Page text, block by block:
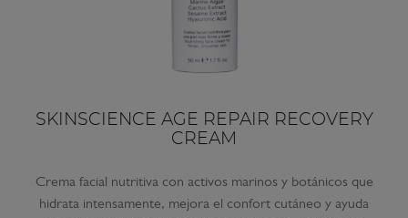
SKINSCIENCE AGE REPAIR RECOVERY
CREAM
Crema facial nutritiva con activos marinos y botánicos que
hidrata intensamente, mejora el confort cutáneo y ayuda